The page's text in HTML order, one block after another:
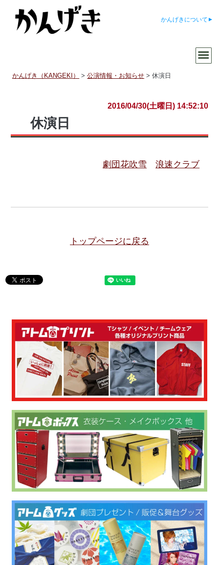
かんげきについて
かんげき（KANGEKI） >公演情報・お知らせ >休演日
2016/04/30(土曜日) 14:52:10
休演日
劇団花吹雪 浪速クラブ
トップページに戻る